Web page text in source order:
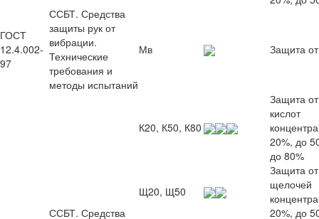
ГОСТ
12.4.002-
97
ССБТ. Средства
защиты рук от
вибрации.
Технические
требования и
методы испытаний
Мв Защита
ССБТ. Средства
К20, К50, К80
Защита
кислот
20%, до
до 80%
Щ20, Щ50
Защита
щелочей
20%, до